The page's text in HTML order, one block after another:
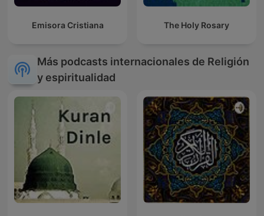
Emisora Cristiana The Holy Rosary
Más podcasts internacionales de Religión
y espiritualidad